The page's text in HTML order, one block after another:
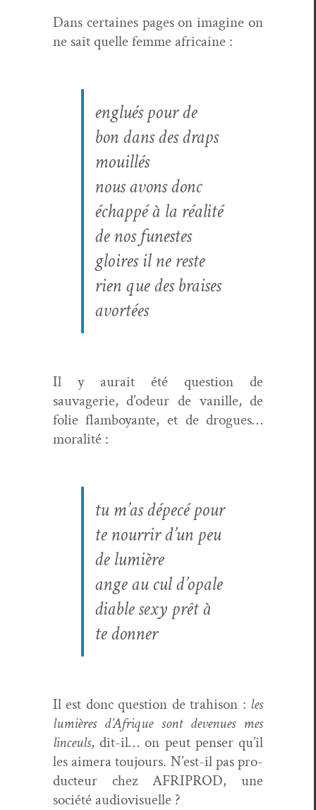
Dans cer­taines pages on imag­ine on
ne sait quelle femme africaine :
englués pour de
bon dans des draps
mouillés
nous avons donc
échap­pé à la réalité
de nos funestes
gloires il ne reste
rien que des brais­es
avortées
Il y aurait été ques­tion de
sauvagerie, d’odeur de vanille, de
folie flam­boy­ante, et de drogues…
moralité :
tu m’as dépecé pour
te nour­rir d’un peu
de lumière
ange au cul d’opale
dia­ble sexy prêt à
te donner
Il est donc ques­tion de trahi­son : les
lumières d’Afrique sont dev­enues mes
linceuls, dit-il… on peut penser qu’il
les aimera tou­jours. N’est-il pas pro­
duc­teur chez AFRIPROD, une
société audiovisuelle ?